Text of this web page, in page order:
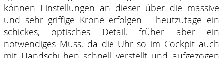
können Einstellungen an dieser über die massive
und sehr griffige Krone erfolgen – heutzutage ein
schickes, optisches Detail, früher aber ein
notwendiges Muss, da die Uhr so im Cockpit auch
mit Handschuhen schnell verstellt und aufgezogen